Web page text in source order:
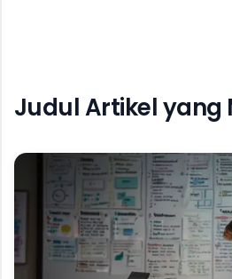
Judul Artikel yang